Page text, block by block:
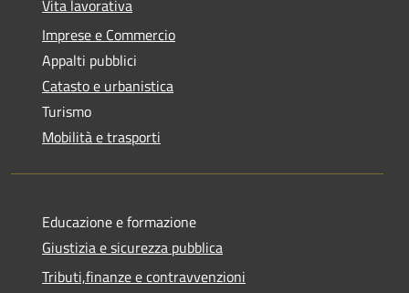
Vita lavorativa
Imprese e Commercio
Appalti pubblici
Catasto e urbanistica
Turismo
Mobilità e trasporti
Educazione e formazione
Giustizia e sicurezza pubblica
Tributi,finanze e contravvenzioni